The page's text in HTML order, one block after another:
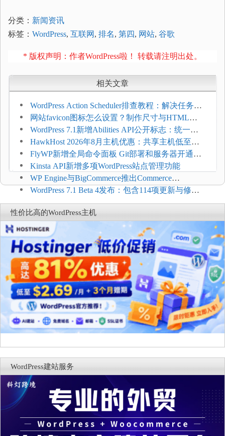
分类： 新闻资讯
标签： WordPress, 互联网 , 排名, 第四, 网站, 谷歌
* 版权声明：作者WordPress啦！ 转载请注明出处。
相关文章
WordPress Action Scheduler排查教程：解决任务积
压和订单延迟
网站favicon图标怎么设置？制作尺寸与HTML添
加方法
WordPress 7.1新增Abilities API公开标志：统一支
持REST API、MCP与AI代理
HawkHost 2026年8月主机优惠：共享主机低至
$2.61/月，高性能主机同步折扣
FlyWP新增全局命令面板 Git部署和服务器开通更
方便
Kinsta API新增多项WordPress站点管理功能
WP Engine与BigCommerce推出Commerce
Connect：WordPress商店可保留前台体验并扩展电
商能力
WordPress 7.1 Beta 4发布：包含114项更新与修
复，仅建议在测试环境体验
性价比高的WordPress主机
WordPress建站服务